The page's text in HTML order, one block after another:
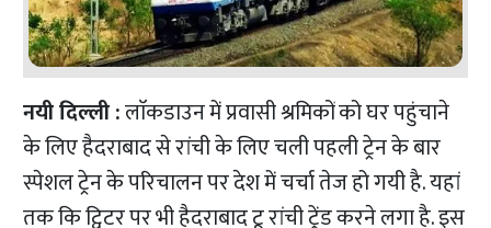
नयी दिल्ली :लाॅकडाउन में प्रवासी श्रमिकों को घर पहुंचाने
के लिए हैदराबाद से रांची के लिए चली पहली ट्रेन के बार
स्पेशल ट्रेन के परिचालन पर देश में चर्चा तेज हो गयी है. यहां
तक कि ट्विटर पर भी हैदराबाद टू रांची ट्रेंड करने लगा है. इस